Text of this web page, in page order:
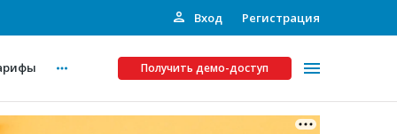
Вход Регистрация
Получить демо-доступ